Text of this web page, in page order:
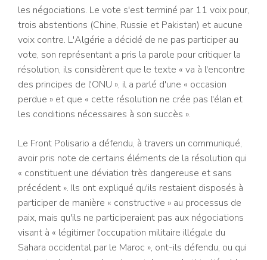
les négociations. Le vote s'est terminé par 11 voix pour,
trois abstentions (Chine, Russie et Pakistan) et aucune
voix contre. L'Algérie a décidé de ne pas participer au
vote, son représentant a pris la parole pour critiquer la
résolution, ils considèrent que le texte « va à l'encontre
des principes de l'ONU », il a parlé d'une « occasion
perdue » et que « cette résolution ne crée pas l'élan et
les conditions nécessaires à son succès ».
Le Front Polisario a défendu, à travers un communiqué,
avoir pris note de certains éléments de la résolution qui
« constituent une déviation très dangereuse et sans
précédent ». Ils ont expliqué qu'ils restaient disposés à
participer de manière « constructive » au processus de
paix, mais qu'ils ne participeraient pas aux négociations
visant à « légitimer l'occupation militaire illégale du
Sahara occidental par le Maroc », ont-ils défendu, ou qui